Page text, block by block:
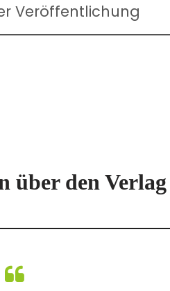
Veröffentlichung
über den Verlag